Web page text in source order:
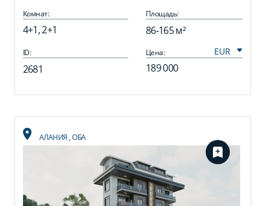
Комнат:
4+1, 2+1
Площадь:
86-165 м²
ID:
2681
Цена:
189 000
АЛАНИЯ,ОБА